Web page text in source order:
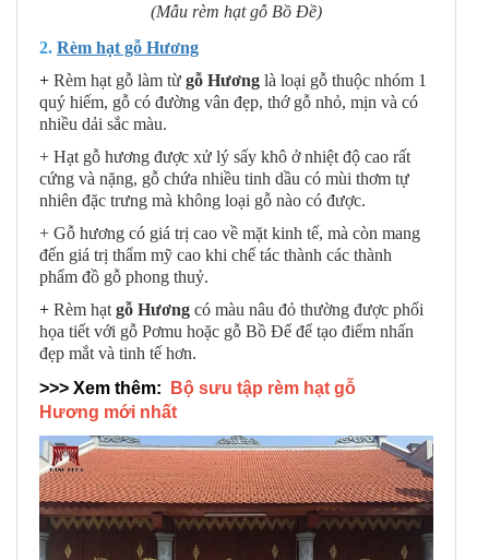
(Mẫu rèm hạt gỗ Bồ Đề)
2. Rèm hạt gỗ Hương
+ Rèm hạt gỗ làm từ gỗ Hương là loại gỗ thuộc nhóm 1
quý hiếm, gỗ có đường vân đẹp, thớ gỗ nhỏ, mịn và có
nhiều dải sắc màu.
+ Hạt gỗ hương được xử lý sấy khô ở nhiệt độ cao rất
cứng và nặng, gỗ chứa nhiều tinh dầu có mùi thơm tự
nhiên đặc trưng mà không loại gỗ nào có được.
+ Gỗ hương có giá trị cao về mặt kinh tế, mà còn mang
đến giá trị thẩm mỹ cao khi chế tác thành các thành
phẩm đồ gỗ phong thuỷ.
+ Rèm hạt gỗ Hương có màu nâu đỏ thường được phối
họa tiết với gỗ Pơmu hoặc gỗ Bồ Để để tạo điểm nhấn
đẹp mắt và tinh tế hơn.
>>> Xem thêm:
Bộ sưu tập rèm hạt gỗ
Hương mới nhất